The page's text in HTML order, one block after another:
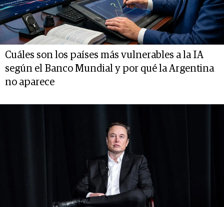
Cuáles son los países más vulnerables a la IA
según el Banco Mundial y por qué la Argentina
no aparece